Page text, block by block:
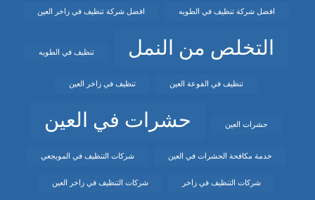
افضل شركة تنظيف في الطويه افضل شركة تنظيف في زاخر العين
التخلص من النمل تنظيف في الطويه
تنظيف في الفوعة العين تنظيف في زاخر العين
حشرات العين حشرات في العين
خدمة مكافحة الحشرات في العين شركات التنظيف في المويجعي
شركات التنظيف في زاخر شركات التنظيف في زاخر العين